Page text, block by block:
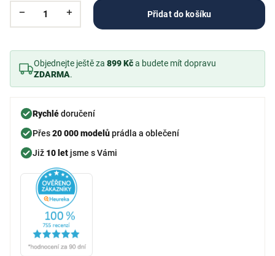
Přidat do košíku
Objednejte ještě za 899 Kča budete mít dopravu
ZDARMA.
Rychlédoručení
Přes20 000 modelůprádla a oblečení
Již 10 let jsme s Vámi